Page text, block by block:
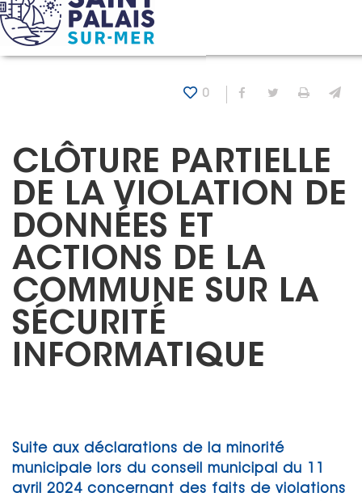
Panneau de gestion des cookies
Accueil
Actualités
Clôture partielle de la violation de données et actions de
0 Partager sur
Partager
CLÔTURE PARTIELLE
DE LA VIOLATION DE
DONNÉES ET
ACTIONS DE LA
COMMUNE SUR LA
SÉCURITÉ
INFORMATIQUE
Suite aux déclarations de la minorité
municipale lors du conseil municipal du 11
avril 2024 concernant des faits de violations